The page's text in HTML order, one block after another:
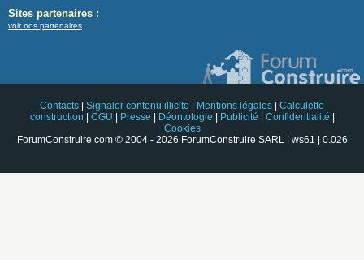
Sites partenaires :
voir nos partenaires
Contacts Signaler contenu illicite Mentions légales
Calculette
construction
CGU Presse Déontologie Publicité Confidentialité
Cookies
ForumConstruire.com © 2004 - 2026 ForumConstruire SARL | ws61 | 0.026